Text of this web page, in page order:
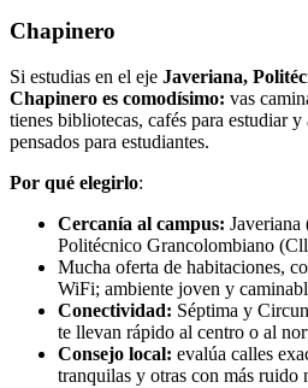
Chapinero
Si estudias en el eje Javeriana,
Chapinero es comodísimo: vas
tienes bibliotecas, cafés para estudiar
pensados para estudiantes.
Por qué elegirlo:
Cercanía al campus:
Politécnico Grancolombiano
Mucha oferta de habitaciones,
WiFi; ambiente joven y
Conectividad: Séptima y
te llevan rápido al centro o al
Consejo local: evalúa calles
tranquilas y otras con más ruido